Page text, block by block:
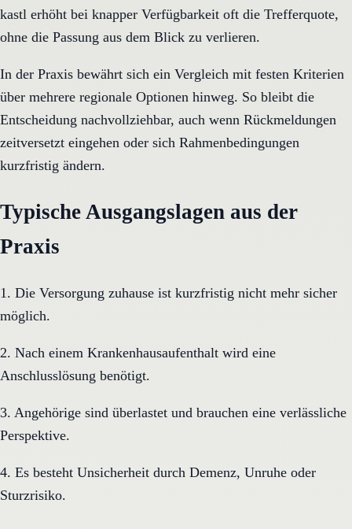
kastl erhöht bei knapper Verfügbarkeit oft die Trefferquote,
ohne die Passung aus dem Blick zu verlieren.
In der Praxis bewährt sich ein Vergleich mit festen Kriterien
über mehrere regionale Optionen hinweg. So bleibt die
Entscheidung nachvollziehbar, auch wenn Rückmeldungen
zeitversetzt eingehen oder sich Rahmenbedingungen
kurzfristig ändern.
Typische Ausgangslagen aus der
Praxis
1. Die Versorgung zuhause ist kurzfristig nicht mehr sicher
möglich.
2. Nach einem Krankenhausaufenthalt wird eine
Anschlusslösung benötigt.
3. Angehörige sind überlastet und brauchen eine verlässliche
Perspektive.
4. Es besteht Unsicherheit durch Demenz, Unruhe oder
Sturzrisiko.